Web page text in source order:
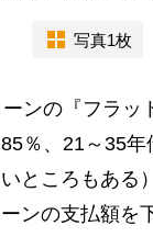
写真1枚
ンの『フラッ
％、21～35
ところもある
ンの支払額を